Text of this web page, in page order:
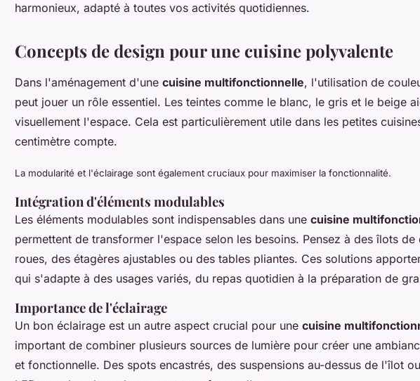
harmonieux, adapté à toutes vos activités quotidiennes.
Concepts de design pour une cuisine polyvalente
Dans l'aménagement d'une cuisine multifonctionnelle, l'utilisation de
peut jouer un rôle essentiel. Les teintes comme le blanc, le gris et le beige
visuellement l'espace. Cela est particulièrement utile dans les petites
centimètre compte.
La modularité et l'éclairage sont également cruciaux pour maximiser la fonctionnalité.
Intégration d'éléments modulables
Les éléments modulables sont indispensables dans une cuisine
permettent de transformer l'espace selon les besoins. Pensez à des îlots de
roues, des étagères ajustables ou des tables pliantes. Ces solutions
qui s'adapte à des usages variés, du repas quotidien à la préparation de
Importance de l'éclairage
Un bon éclairage est un autre aspect crucial pour une cuisine
important de combiner plusieurs sources de lumière pour créer une
et fonctionnelle. Des spots encastrés, des suspensions au-dessus de l'îlot